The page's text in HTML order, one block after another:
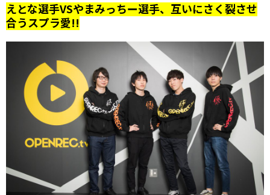
えとな選手VSやまみっちー選手、互いにさく裂させ
合うスプラ愛!!